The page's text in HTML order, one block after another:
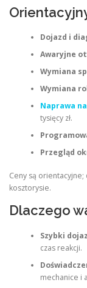
Dojazd i
Awaryjne
Wymiana
Wymiana
Naprawa
tysięcy zł.
Przegląd
Ceny są
kosztorysie.
Dlaczego
Szybki
czas reakcji.
mechanice i